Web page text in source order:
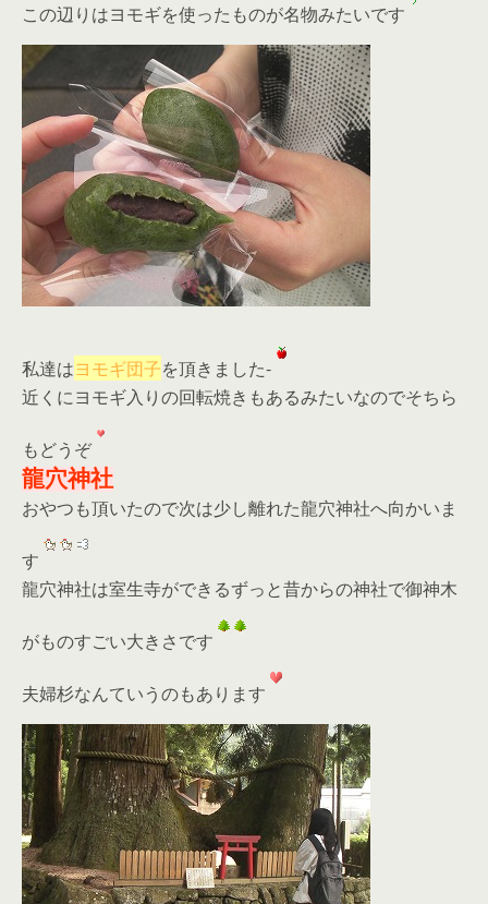
この辺りはヨモギを使ったものが名物みたいです
私達はヨモギ団子を頂きました-
近くにヨモギ入りの回転焼きもあるみたいなのでそちら
もどうぞ
龍穴神社
おやつも頂いたので次は少し離れた龍穴神社へ向かいま
す
龍穴神社は室生寺ができるずっと昔からの神社で御神木
がものすごい大きさです
夫婦杉なんていうのもあります